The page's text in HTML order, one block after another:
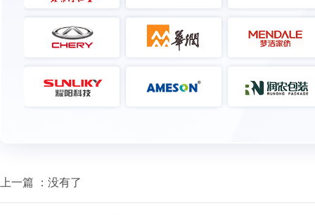
上一篇 ：没有了